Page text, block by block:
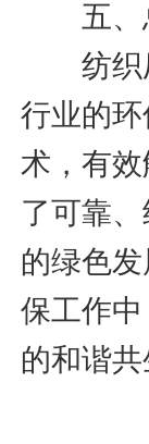
五、
纺织厂
行业的
术，有
了可靠
的绿色
保工作
的和谐